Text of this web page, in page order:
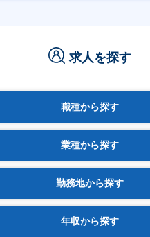
求人を探す
職種から探す
業種から探す
勤務地から探す
年収から探す